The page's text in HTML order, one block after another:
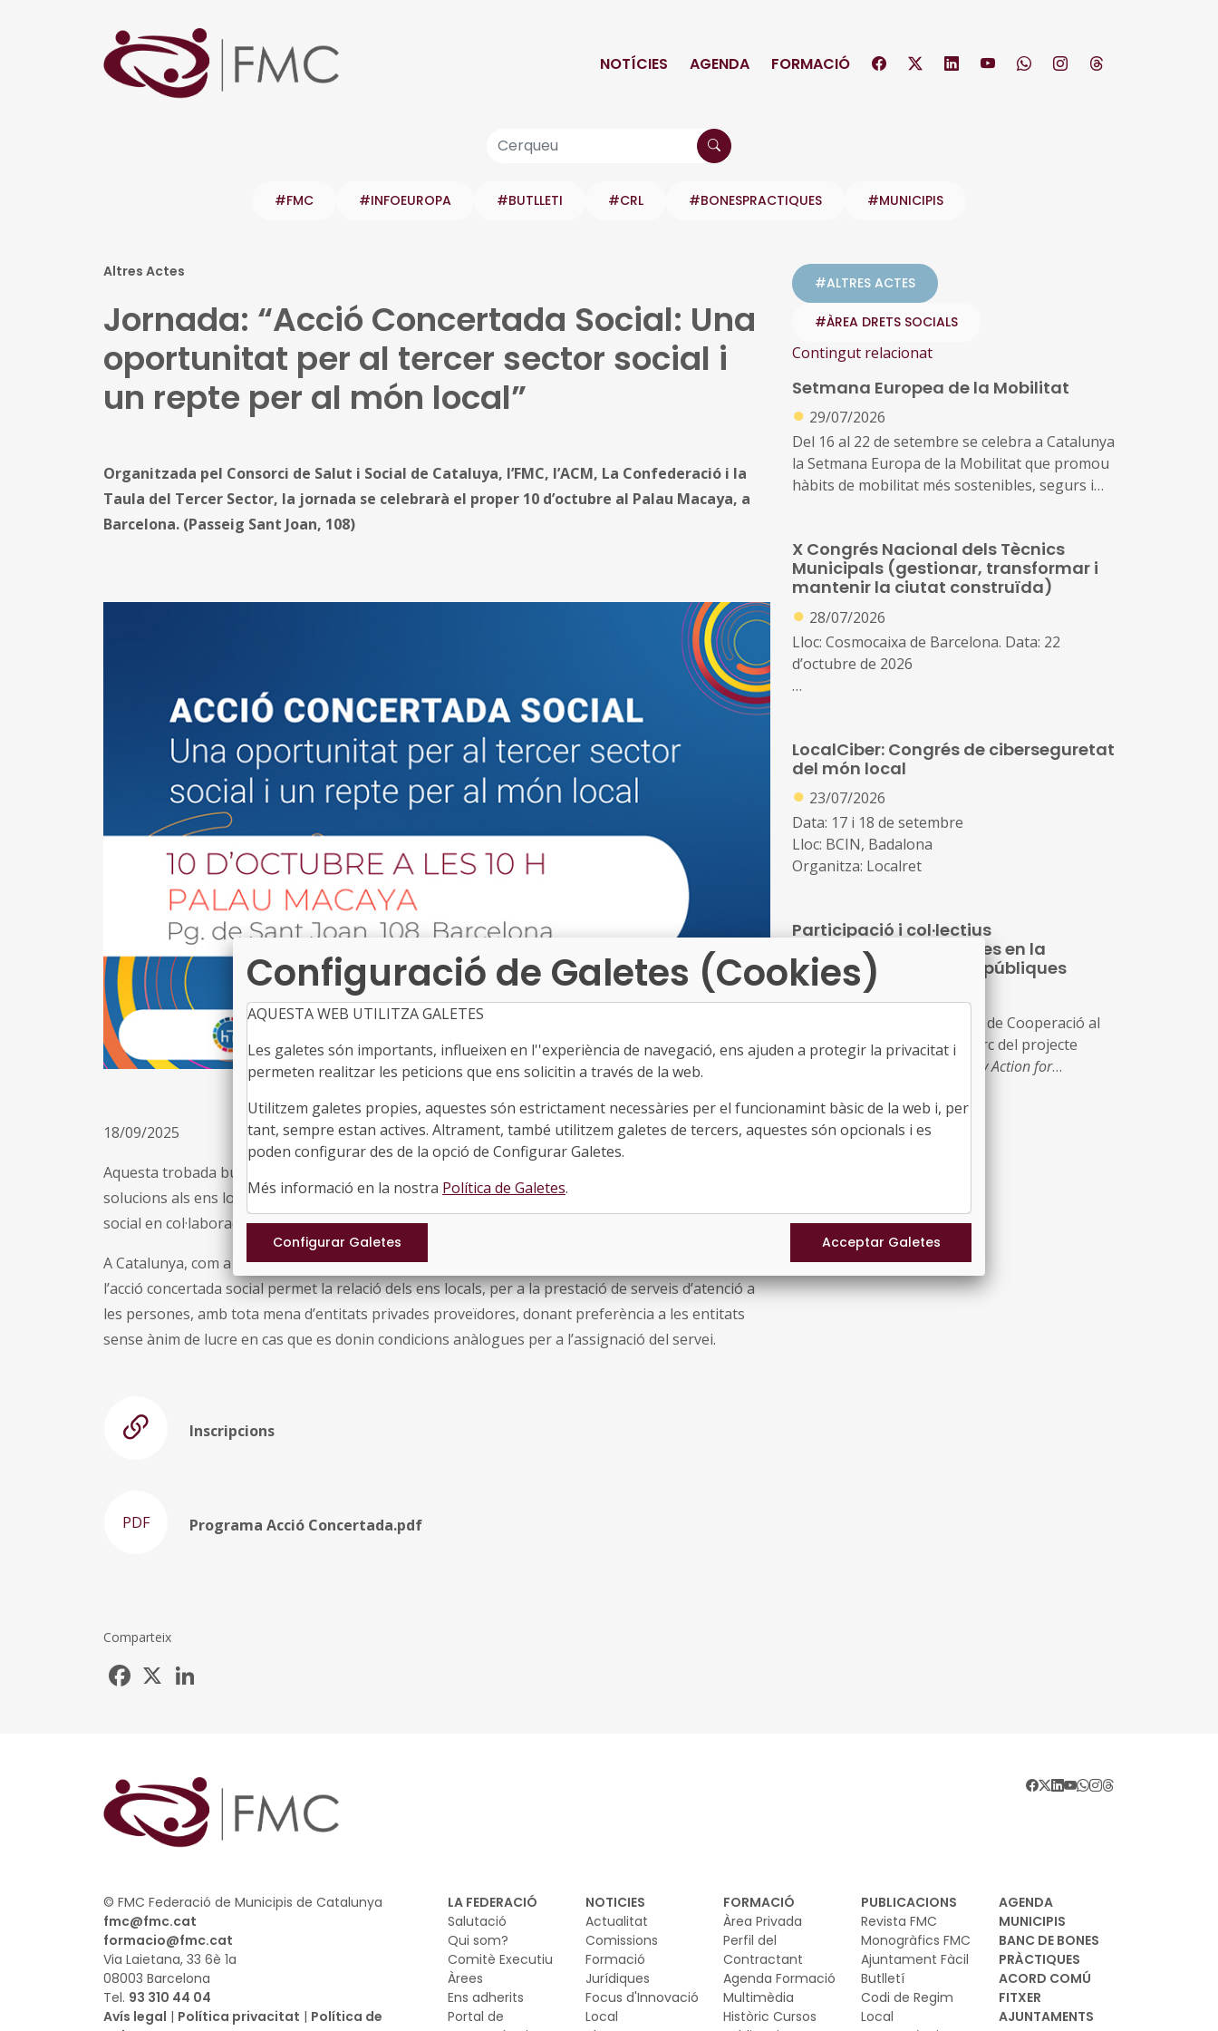
NOTÍCIES AGENDA FORMACIÓ
#FMC #INFOEUROPA #BUTLLETI #CRL #BONESPRACTIQUES #MUNICIPIS
Altres Actes
Jornada: “Acció Concertada Social: Una
oportunitat per al tercer sector social i
un repte per al món local”
Organitzada pel Consorci de Salut i Social de Cataluya, l’FMC, l’ACM, La Confederació i la
Taula del Tercer Sector, la jornada se celebrarà el proper 10 d’octubre al Palau Macaya, a
Barcelona. (Passeig Sant Joan, 108)
18/09/2025
Aquesta trobada busca generar debat entorn dels canvis legislatius que s’han de produir i aportar
solucions als ens locals perquè, en el marc normatiu actual, puguin desplegar l’acció concertada
social en col·laboració amb el tercer sector social.
A Catalunya, com a les altres comunitats autònomes que han legislat sobre aquest instrument,
l’acció concertada social permet la relació dels ens locals, per a la prestació de serveis d’atenció a
les persones, amb tota mena d’entitats privades proveïdores, donant preferència a les entitats
sense ànim de lucre en cas que es donin condicions anàlogues per a l’assignació del servei.
Inscripcions
PDF Programa Acció Concertada.pdf
Comparteix
Facebook
#ALTRES ACTES
#ÀREA DRETS SOCIALS
Contingut relacionat
Setmana Europea de la Mobilitat
● 29/07/2026
Del 16 al 22 de setembre se celebra a Catalunya
la Setmana Europa de la Mobilitat que promou
hàbits de mobilitat més sostenibles, segurs i
elèctric, així com visualitzar els canvis possibles
en l’ús de l’espai públic, millorar la qualitat de
l’aire i la reducció de la contaminació
X Congrés Nacional dels Tècnics
Municipals (gestionar, transformar i
mantenir la ciutat construïda)
● 28/07/2026
Lloc: Cosmocaixa de Barcelona. Data: 22
d’octubre de 2026
transformació de la ciutat existent, les
infraestructures municipals, l’aplicació pràctica
de la tecnologia i la IA en la gestió pública
LocalCiber: Congrés de ciberseguretat
del món local
● 23/07/2026
Data: 17 i 18 de setembre
Lloc: BCIN, Badalona
Organitza: Localret
Participació i col·lectius
infrarepresentats: reptes en la
definició de polítiques públiques
●09/07/2026
Organitzada pel Fons Català de Cooperació al
Desenvolupament, en el marc del projecte
Participatory Action for
Lloc: Centre Cívic Cotxers de Sants (Barcelona)
Data: 14 de juliol
LA FEDERACIÓ
Salutació
Qui som?
Comitè Executiu
Àrees
Ens adherits
Portal de
NOTICIES
Actualitat
Comissions
Formació
Jurídiques
Focus d'Innovació
Local
FORMACIÓ
Àrea Privada
Perfil del
Contractant
Agenda Formació
Multimèdia
Històric Cursos
PUBLICACIONS
Revista FMC
Monogràfics FMC
Ajuntament Fàcil
Butlletí
Codi de Regim
Local
AGENDA
MUNICIPIS
BANC DE BONES
PRÀCTIQUES
ACORD COMÚ
FITXER
AJUNTAMENTS
© FMC Federació de Municipis de Catalunya
fmc@fmc.cat
formacio@fmc.cat
Via Laietana, 33 6è 1a
08003 Barcelona
Tel. 93 310 44 04
Avís legal | Política privacitat | Política de
Configuració de Galetes (Cookies)
AQUESTA WEB UTILITZA GALETES
Les galetes són importants, influeixen en l''experiència de navegació, ens ajuden a protegir la privacitat i
permeten realitzar les peticions que ens solicitin a través de la web.
Utilitzem galetes propies, aquestes són estrictament necessàries per el funcionamint bàsic de la web i, per
tant, sempre estan actives. Altrament, també utilitzem galetes de tercers, aquestes són opcionals i es
poden configurar des de la opció de Configurar Galetes.
Més informació en la nostra Política de Galetes.